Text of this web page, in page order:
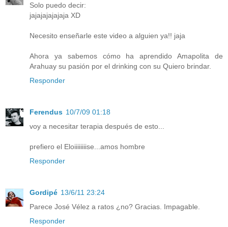
Solo puedo decir:
jajajajajajaja XD
Necesito enseñarle este video a alguien ya!! jaja
Ahora ya sabemos cómo ha aprendido Amapolita de
Arahuay su pasión por el drinking con su Quiero brindar.
Responder
Ferendus 10/7/09 01:18
voy a necesitar terapia después de esto...
prefiero el Eloiiiiiiiise...amos hombre
Responder
Gordipé 13/6/11 23:24
Parece José Vélez a ratos ¿no? Gracias. Impagable.
Responder